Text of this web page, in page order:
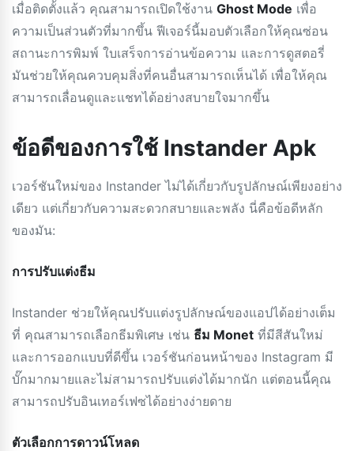
เมื่อติดตั้งแล้ว คุณสามารถเปิดใช้งาน Ghost Mode เพื่อ
ความเป็นส่วนตัวที่มากขึ้น ฟีเจอร์นี้มอบตัวเลือกให้คุณซ่อน
สถานะการพิมพ์ ใบเสร็จการอ่านข้อความ และการดูสตอรี่
มันช่วยให้คุณควบคุมสิ่งที่คนอื่นสามารถเห็นได้ เพื่อให้คุณ
สามารถเลื่อนดูและแชทได้อย่างสบายใจมากขึ้น
ข้อดีของการใช้ Instander Apk
เวอร์ชันใหม่ของ Instander ไม่ได้เกี่ยวกับรูปลักษณ์เพียงอย่าง
เดียว แต่เกี่ยวกับความสะดวกสบายและพลัง นี่คือข้อดีหลัก
ของมัน:
การปรับแต่งธีม
Instander ช่วยให้คุณปรับแต่งรูปลักษณ์ของแอปได้อย่างเต็ม
ที่ คุณสามารถเลือกธีมพิเศษ เช่น ธีม Monet ที่มีสีสันใหม่
และการออกแบบที่ดีขึ้น เวอร์ชันก่อนหน้าของ Instagram มี
บั๊กมากมายและไม่สามารถปรับแต่งได้มากนัก แต่ตอนนี้คุณ
สามารถปรับอินเทอร์เฟซได้อย่างง่ายดาย
ตัวเลือกการดาวน์โหลด